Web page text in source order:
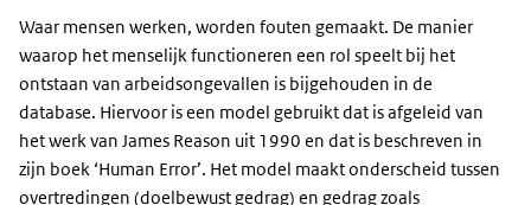
Waar mensen werken, worden fouten gemaakt. De manier
waarop het menselijk functioneren een rol speelt bij het
ontstaan van arbeidsongevallen is bijgehouden in de
database. Hiervoor is een model gebruikt dat is afgeleid van
het werk van James Reason uit 1990 en dat is beschreven in
zijn boek ‘Human Error’. Het model maakt onderscheid tussen
overtredingen (doelbewust gedrag) en gedrag zoals